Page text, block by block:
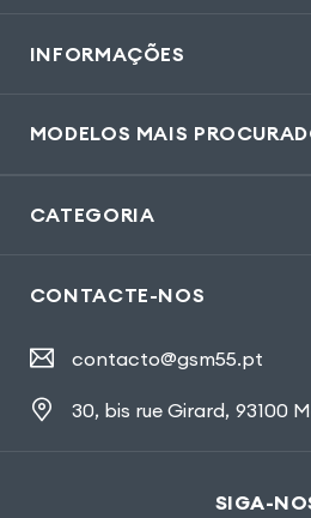
INFORMAÇÕES
MODELOS MAIS
CATEGORIA
CONTACTE-NOS
contacto@gsm55.pt
30, bis rue Girard, 93100
SIGA-